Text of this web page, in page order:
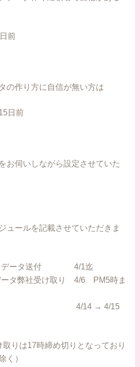
前
の作り方に自信が無い方は
日前
お伺いしながら設定させていた
ュールを記載させていただきま
トデータ送付 4/1迄
タ弊社受け取り 4/6 PM5時ま
発送 4/14 → 4/15
りは17時締め切りとなっており
く）